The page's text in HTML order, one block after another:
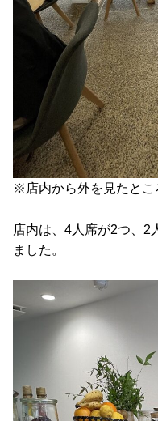
※店内から外を見たとこ
店内は、4人席が2つ、2
ました。